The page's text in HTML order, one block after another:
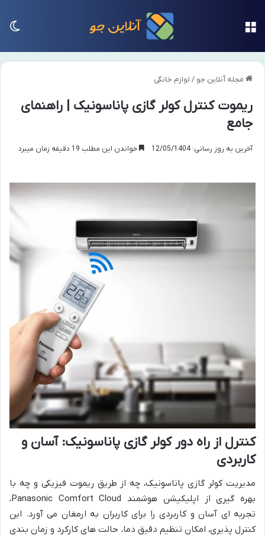
مجله آنلاین جو / لوازم خانگی
ریموت کنترل کولر گازی پاناسونیک | راهنمای
جامع
آخرین به روز رسانی: 12/05/1404 خواندن این مطلب 19 دقیقه زمان میبرد
کنترل از راه دور کولر گازی پاناسونیک: آسان و
کاربردی
مدیریت کولر گازی پاناسونیک، چه از طریق ریموت فیزیکی و چه با
بهره گیری از اپلیکیشن هوشمند Panasonic Comfort Cloud،
تجربه ای آسان و کاربردی را برای کاربران به ارمغان می آورد. این
کنترل پذیری، امکان تنظیم دقیق دما، حالت های کارکرد و زمان بندی